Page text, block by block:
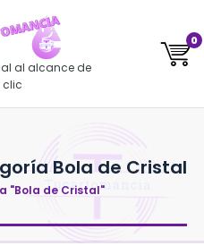
al alcance de
clic
0
Bola de Cristal
"Bola de Cristal"